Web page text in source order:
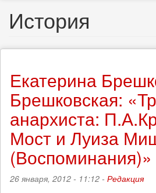
История
Екатерина
Брешковская:
анархиста:
Мост и Луиза
(Воспоминания)»
26 января, 2012 - 11:12 - Редакция